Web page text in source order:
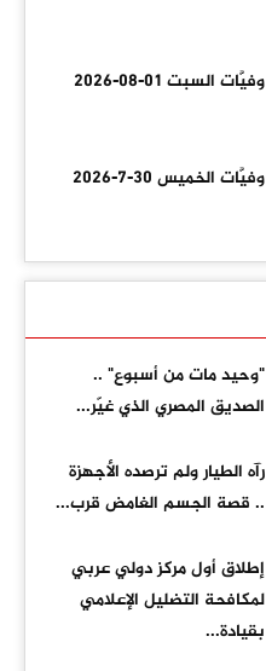
وفيَّات السبت 01-08-2026
وفيَّات الخميس 30-7-2026
"وحيد مات من أسبوع" ..
الصديق المصري الذي غيّر...
رآه الطيار ولم ترصده الأجهزة
.. قصة الجسم الغامض قرب...
إطلاق أول مركز دولي عربي
لمكافحة التضليل الإعلامي
بقيادة...